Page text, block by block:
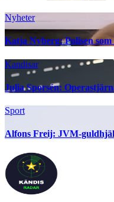
Nyheter
Katja Nyberg: Polisen
Kandisar
Julia Sporsén:
Sport
Alfons Freij: JVM-